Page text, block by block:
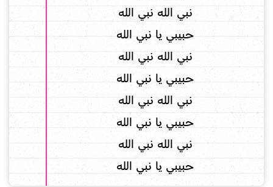
نبي الله نبي الله
حبيبي يا نبي الله
نبي الله نبي الله
حبيبي يا نبي الله
نبي الله نبي الله
حبيبي يا نبي الله
نبي الله نبي الله
حبيبي يا نبي الله